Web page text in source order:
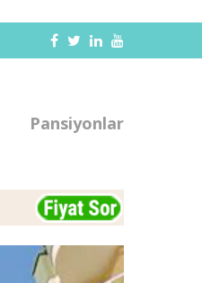
Pansiyonlar